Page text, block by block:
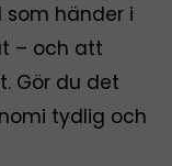
händer i
– och att
Gör du det
tydlig och